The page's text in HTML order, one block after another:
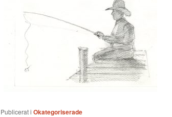
Publicerat i Okategoriserade